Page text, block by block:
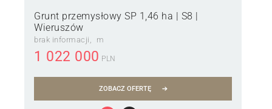
Grunt przemysłowy SP 1,46 ha | S8 |
Wieruszów
brak informacji m
1 022 000 PLN
ZOBACZ OFERTĘ